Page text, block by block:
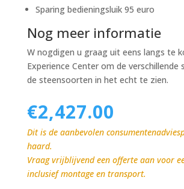
Sparing bedieningsluik 95 euro
Nog meer informatie
W nogdigen u graag uit eens langs te
Experience Center om de verschillende
de steensoorten in het echt te zien.
€2,427.00
Dit is de aanbevolen
haard.
Vraag vrijblijvend een offerte aan voor
inclusief montage en transport.